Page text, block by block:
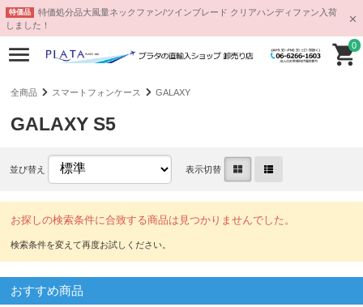
特価品
特価処分品大風量ネックファン/ツインブレード クリアハンディファン入荷
しました！
0
全商品 スマートフォンケース GALAXY
GALAXY S5
並び替え 表示切替
お探しの検索条件に合致する商品は見つかりませんでした。
おすすめ商品